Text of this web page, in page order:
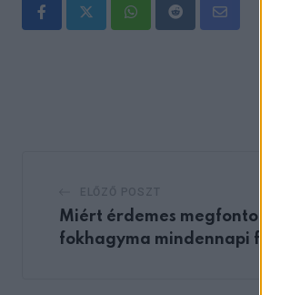
WhatsappRedditShare
Miért érdemes megfontolni a
fokhagyma mindennapi